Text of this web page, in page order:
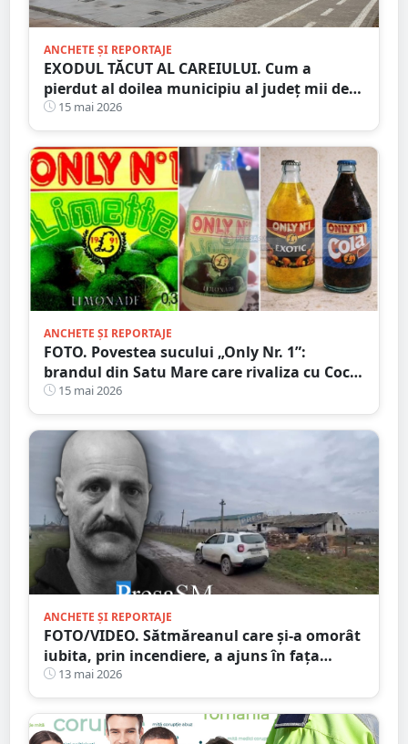
ANCHETE ȘI REPORTAJE
EXODUL TĂCUT AL CAREIULUI. Cum a
pierdut al doilea municipiu al județ mii de
locuitori. Orașul care îmbătrânește și se
golește
15 mai 2026
ANCHETE ȘI REPORTAJE
FOTO. Povestea sucului „Only Nr. 1”:
brandul din Satu Mare care rivaliza cu Coca-
Cola și Pepsi
15 mai 2026
ANCHETE ȘI REPORTAJE
FOTO/VIDEO. Sătmăreanul care și-a omorât
iubita, prin incendiere, a ajuns în fața
judecătorilor
13 mai 2026